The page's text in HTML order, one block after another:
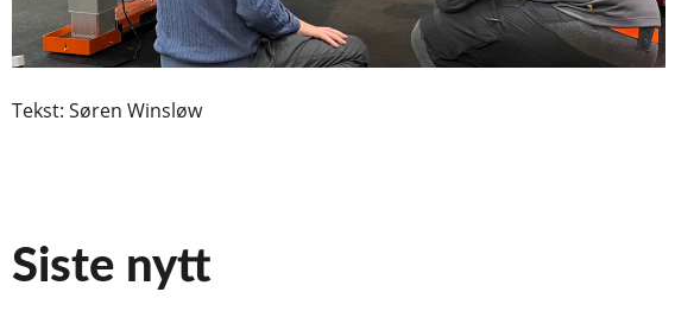
Tekst: Søren Winsløw
Siste nytt